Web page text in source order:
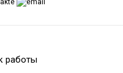
работы